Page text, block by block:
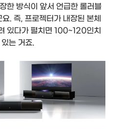
한 방식이 앞서 언급한 롤러블
. 즉, 프로젝터가 내장된 본체
있다가 펼치면 100~120인치
는 거죠.